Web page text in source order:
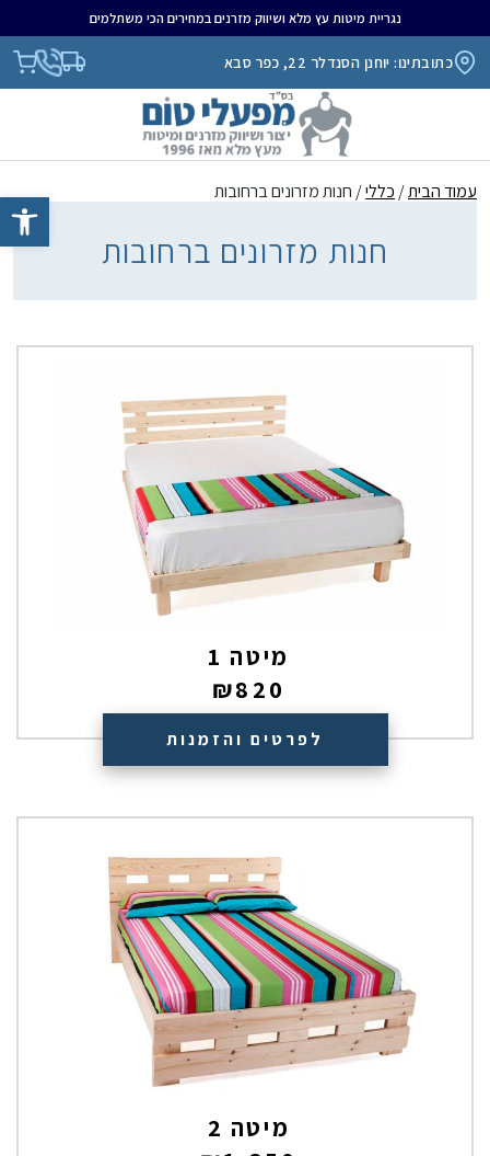
פתח סרגל
נגריית מיטות עץ מלא ושיווק מזרנים במחירים הכי משתלמים
כתובתינו: יוחנן הסנדלר 22, כפר סבא
עמוד הבית/ כללי/ חנות מזרונים ברחובות
חנות מזרונים ברחובות
מיטה 1
₪820
לפרטים והזמנות
מיטה 2